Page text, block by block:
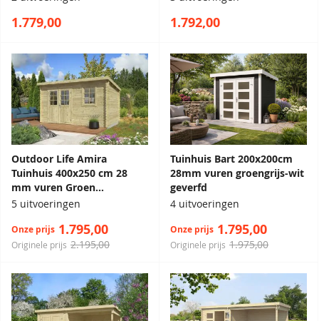
1.779,00 1.792,00
Outdoor Life Amira
Tuinhuis 400x250 cm 28
mm vuren Groen
geïmpregneerd
5 uitvoeringen
Originele prijs 2.195,00
Onze prijs 1.795,00
Tuinhuis Bart 200x200cm
28mm vuren groengrijs-wit
geverfd
4 uitvoeringen
Originele prijs 1.975,00
Onze prijs 1.795,00